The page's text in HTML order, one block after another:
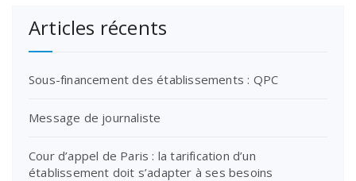
Articles récents
Sous-financement des établissements : QPC
Message de journaliste
Cour d’appel de Paris : la tarification d’un
établissement doit s’adapter à ses besoins